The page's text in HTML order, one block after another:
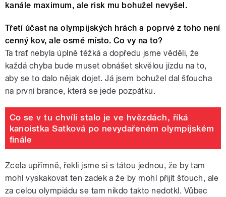
kanále maximum, ale risk mu bohužel nevyšel.
Třetí účast na olympijských hrách a poprvé z toho není
cenný kov, ale osmé místo. Co vy na to?
Ta trať nebyla úplně těžká a dopředu jsme věděli, že
každá chyba bude muset obnášet skvělou jízdu na to,
aby se to dalo nějak dojet. Já jsem bohužel dal šťoucha
na první brance, která se jede pozpátku.
Co se v tu chvíli stalo je ve hvězdách, říká
kanoistka Satková po nevydařeném olympijském
finále
Zcela upřímně, řekli jsme si s tátou jednou, že by tam
mohl vyskakovat ten zadek a že by mohl přijít šťouch, ale
za celou olympiádu se tam nikdo takto nedotkl. Vůbec